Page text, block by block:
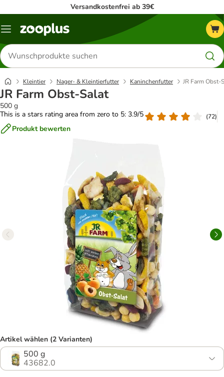
Versandkostenfrei ab 39€
Menü
Produkte
suchen
Kleintier Nager- & Kleintierfutter Kaninchenfutter JR Farm Obst-
JR Farm Obst-Salat
500 g
This is a stars rating area from zero to 5: 3.9/5
(72)
Produkt bewerten
Artikel wählen (2 Varianten)
500 g
43682.0